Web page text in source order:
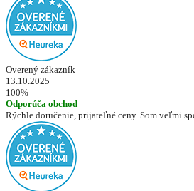
Overený zákazník
13.10.2025
100%
Odporúča obchod
Rýchle doručenie, prijateľné ceny. Som veľmi